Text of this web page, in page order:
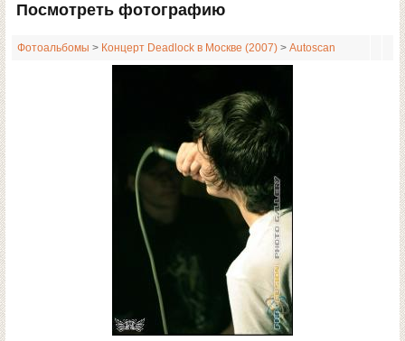
Посмотреть фотографию
Фотоальбомы > Концерт Deadlock в Москве (2007) > Autoscan